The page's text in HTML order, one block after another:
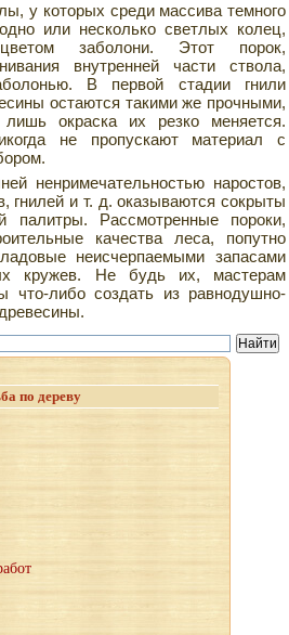
у которых среди массива темного
или несколько светлых колец,
заболони. Этот порок,
внутренней части ствола,
В первой стадии гнили
остаются такими же прочными,
окраска их резко меняется.
не пропускают материал с
ненримечательностью наростов,
гнилей и т. д. оказываются сокрыты
палитры. Рассмотренные пороки,
качества леса, попутно
неисчерпаемыми запасами
кружев. Не будь их, мастерам
что-либо создать из равнодушно-
по дереву